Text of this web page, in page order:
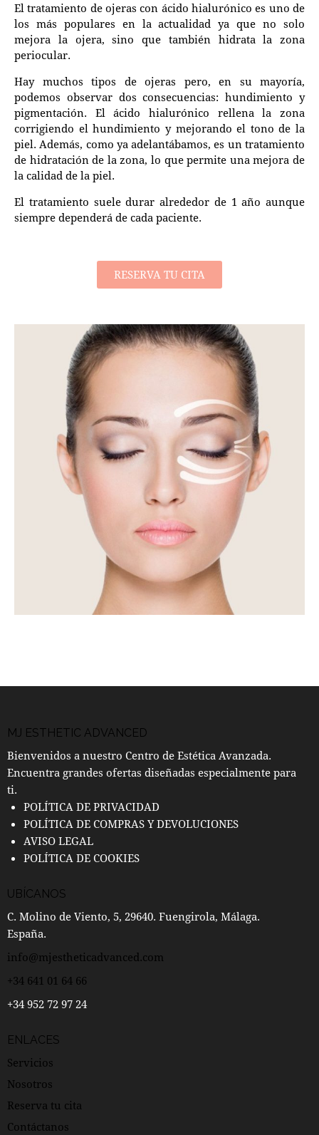
El tratamiento de ojeras con ácido hialurónico es uno de
los más populares en la actualidad ya que no solo
mejora la ojera, sino que también hidrata la zona
periocular.
Hay muchos tipos de ojeras pero, en su mayoría,
podemos observar dos consecuencias: hundimiento y
pigmentación. El ácido hialurónico rellena la zona
corrigiendo el hundimiento y mejorando el tono de la
piel. Además, como ya adelantábamos, es un tratamiento
de hidratación de la zona, lo que permite una mejora de
la calidad de la piel.
El tratamiento suele durar alrededor de 1 año aunque
siempre dependerá de cada paciente.
RESERVA TU CITA
MJ ESTHETIC ADVANCED
Bienvenidos a nuestro Centro de Estética Avanzada.
Encuentra grandes ofertas diseñadas especialmente para
ti.
POLÍTICA DE PRIVACIDAD
POLÍTICA DE COMPRAS Y DEVOLUCIONES
AVISO LEGAL
POLÍTICA DE COOKIES
UBÍCANOS
C. Molino de Viento, 5, 29640. Fuengirola, Málaga.
España.
info@mjestheticadvanced.com
+34 641 01 64 66
+34 952 72 97 24
ENLACES
Servicios
Nosotros
Reserva tu cita
Contáctanos